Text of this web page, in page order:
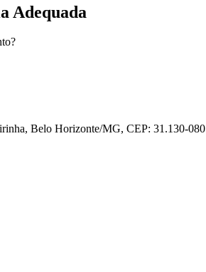
Adequada
Belo Horizonte/MG, CEP: 31.130-080